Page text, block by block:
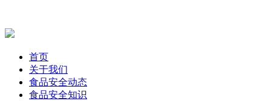
首页
关于我们
食品安全动态
食品安全知识